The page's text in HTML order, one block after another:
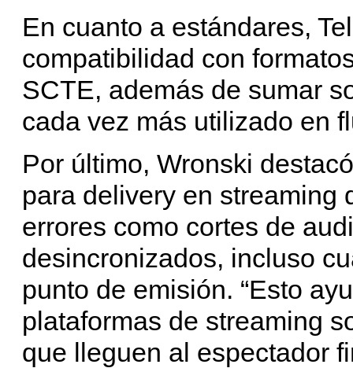
En cuanto a estándares,
compatibilidad con
SCTE, además de sumar
cada vez más utilizado en
Por último, Wronski
para delivery en streaming
errores como cortes de
desincronizados, incluso
punto de emisión. “Esto
plataformas de streaming
que lleguen al espectador